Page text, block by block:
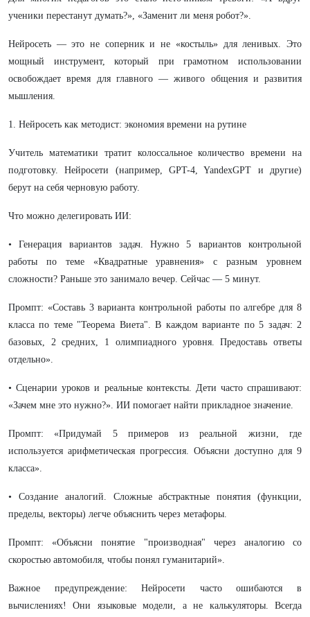
ученики перестанут думать?», «Заменит ли меня робот?».
Нейросеть — это не соперник и не «костыль» для ленивых. Это
мощный инструмент, который при грамотном использовании
освобождает время для главного — живого общения и развития
мышления.
1. Нейросеть как методист: экономия времени на рутине
Учитель математики тратит колоссальное количество времени на
подготовку. Нейросети (например, GPT-4, YandexGPT и другие)
берут на себя черновую работу.
Что можно делегировать ИИ:
• Генерация вариантов задач. Нужно 5 вариантов контрольной
работы по теме «Квадратные уравнения» с разным уровнем
сложности? Раньше это занимало вечер. Сейчас — 5 минут.
Промпт: «Составь 3 варианта контрольной работы по алгебре для 8
класса по теме "Теорема Виета". В каждом варианте по 5 задач: 2
базовых, 2 средних, 1 олимпиадного уровня. Предоставь ответы
отдельно».
• Сценарии уроков и реальные контексты. Дети часто спрашивают:
«Зачем мне это нужно?». ИИ помогает найти прикладное значение.
Промпт: «Придумай 5 примеров из реальной жизни, где
используется арифметическая прогрессия. Объясни доступно для 9
класса».
• Создание аналогий. Сложные абстрактные понятия (функции,
пределы, векторы) легче объяснить через метафоры.
Промпт: «Объясни понятие "производная" через аналогию со
скоростью автомобиля, чтобы понял гуманитарий».
Важное предупреждение: Нейросети часто ошибаются в
вычислениях! Они языковые модели, а не калькуляторы. Всегда